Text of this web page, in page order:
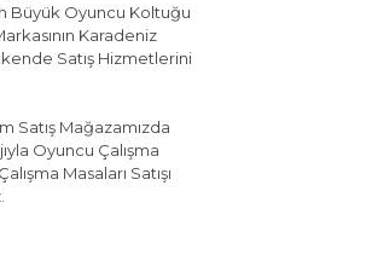
Büyük Oyuncu Koltuğu
Karadeniz
Satış Hizmetlerini
Satış Mağazamızda
Oyuncu Çalışma
Masaları Satışı